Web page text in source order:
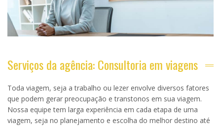
Serviços da agência: Consultoria em viagens
Toda viagem, seja a trabalho ou lezer envolve diversos fatores
que podem gerar preocupação e transtonos em sua viagem.
Nossa equipe tem larga experiência em cada etapa de uma
viagem, seja no planejamento e escolha do melhor destino até